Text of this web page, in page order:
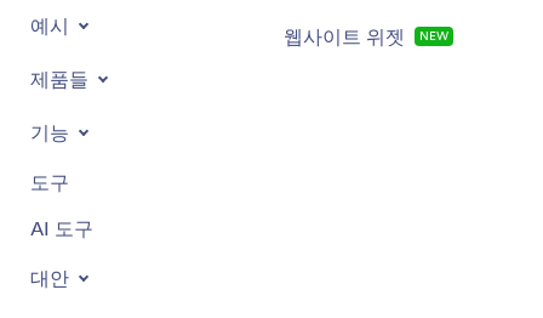
예시
제품들
기능
도구
AI 도구
대안
웹사이트 위젯 NEW